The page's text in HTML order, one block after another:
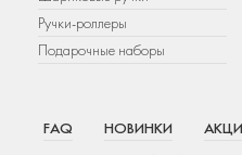
Ручки-роллеры
Подарочные наборы
FAQ НОВИНКИ